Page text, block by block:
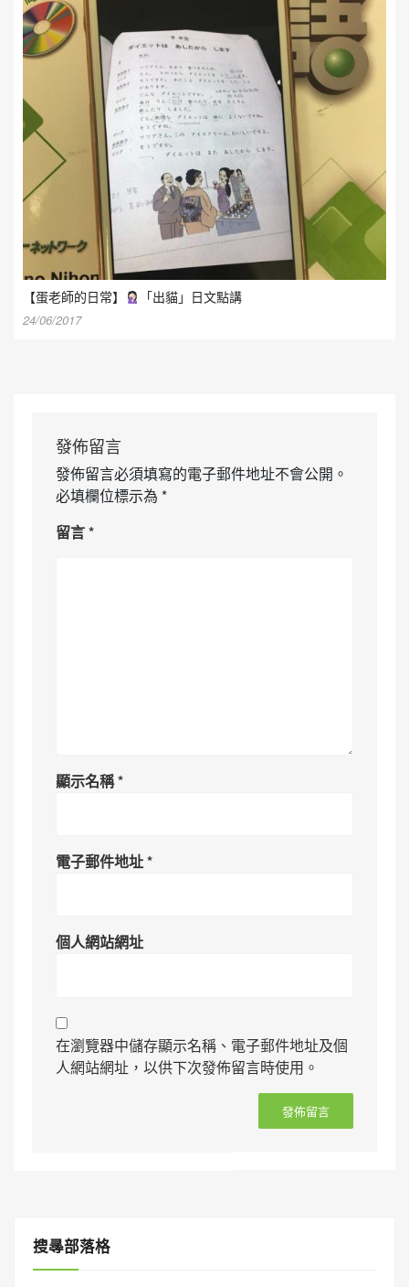
【蛋老師的日常】 「出貓」日文點講
24/06/2017
發佈留言
發佈留言必須填寫的電子郵件地址不會公開。
必填欄位標示為 *
留言*
顯示名稱*
電子郵件地址*
個人網站網址
在瀏覽器中儲存顯示名稱、電子郵件地址及個
人網站網址，以供下次發佈留言時使用。
搜㝷部落格